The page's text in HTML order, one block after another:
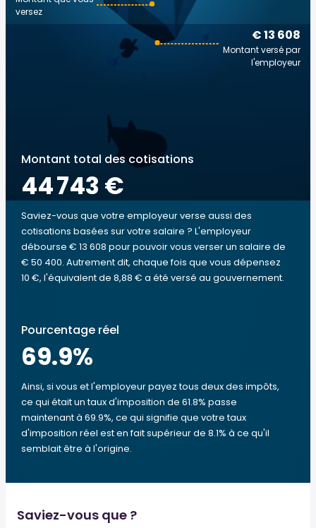
€ 13 608
Montant versé par
l'employeur
versez
Montant total des cotisations
44 743 €
Saviez-vous que votre employeur verse aussi des
cotisations basées sur votre salaire ? L'employeur
débourse € 13 608 pour pouvoir vous verser un salaire de
€ 50 400. Autrement dit, chaque fois que vous dépensez
10 €, l'équivalent de 8,88 € a été versé au gouvernement.
Pourcentage réel
69.9%
Ainsi, si vous et l'employeur payez tous deux des impôts,
ce qui était un taux d'imposition de 61.8% passe
maintenant à 69.9%, ce qui signifie que votre taux
d'imposition réel est en fait supérieur de 8.1% à ce qu'il
semblait être à l'origine.
Saviez-vous que ?